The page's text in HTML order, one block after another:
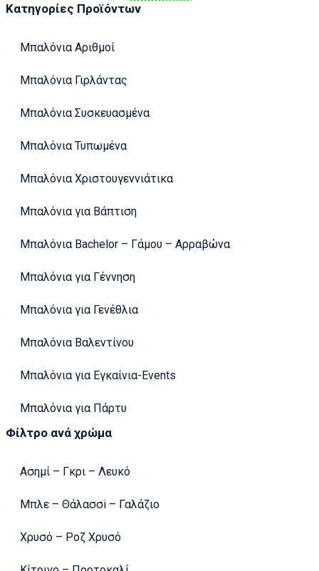
Κατηγορίες Προϊόντων
Μπαλόνια Αριθμοί
Μπαλόνια Γιρλάντας
Μπαλόνια Συσκευασμένα
Μπαλόνια Τυπωμένα
Μπαλόνια Χριστουγεννιάτικα
Μπαλόνια για Βάπτιση
Μπαλόνια Bachelor – Γάμου – Αρραβώνα
Μπαλόνια για Γέννηση
Μπαλόνια για Γενέθλια
Μπαλόνια Βαλεντίνου
Μπαλόνια για Εγκαίνια-Events
Μπαλόνια για Πάρτυ
Φίλτρο ανά χρώμα
Ασημί – Γκρι – Λευκό
Μπλε – Θάλασσi – Γαλάζιο
Χρυσό – Ροζ Χρυσό